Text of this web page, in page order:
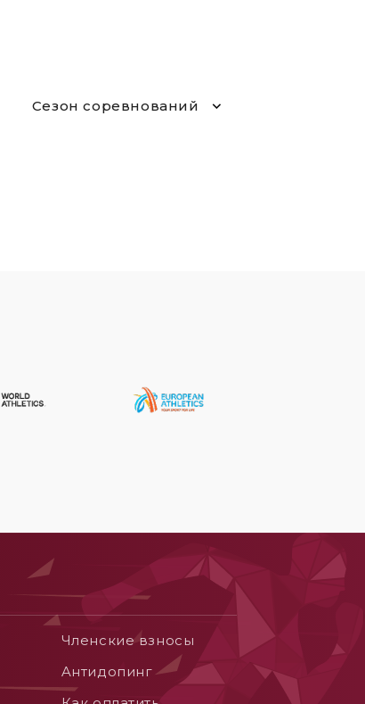
Сезон соревнований
Членские взносы
Aнтидопинг